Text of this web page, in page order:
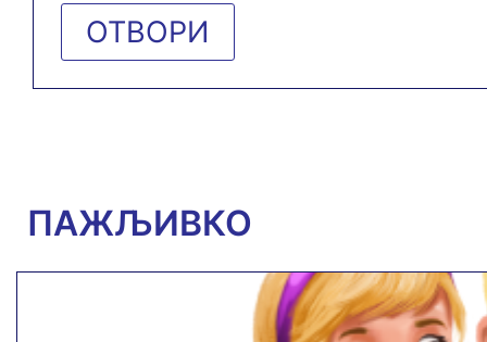
ОТВОРИ
ПАЖЉИВКО